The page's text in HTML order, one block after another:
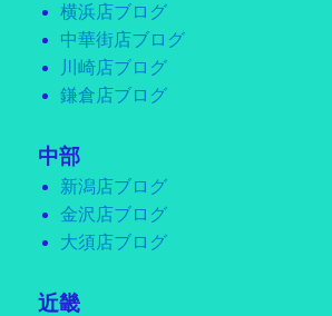
横浜店ブログ
中華街店ブログ
川崎店ブログ
鎌倉店ブログ
中部
新潟店ブログ
金沢店ブログ
大須店ブログ
近畿